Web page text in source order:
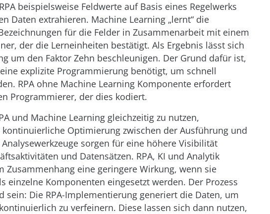
beispielsweise Feldwerte auf Basis eines Regelwerks
Daten extrahieren. Machine Learning „lernt“ die
für die Felder in Zusammenarbeit mit einem
der die Lerneinheiten bestätigt. Als Ergebnis lässt sich
um den Faktor Zehn beschleunigen. Der Grund dafür ist,
explizite Programmierung benötigt, um schnell
RPA ohne Machine Learning Komponente erfordert
Programmierer, der dies kodiert.
und Machine Learning gleichzeitig zu nutzen,
Optimierung zwischen der Ausführung und
sorgen für eine höhere Visibilität
und Datensätzen. RPA, KI und Analytik
Zusammenhang eine geringere Wirkung, wenn sie
einzelne Komponenten eingesetzt werden. Der Prozess
sein: Die RPA-Implementierung generiert die Daten, um
zu verfeinern. Diese lassen sich dann nutzen,